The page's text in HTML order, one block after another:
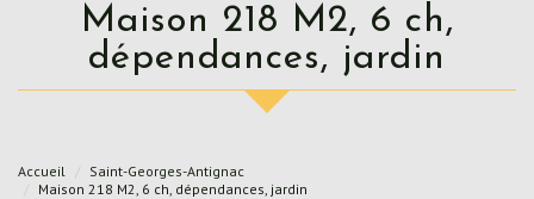
Maison 218 M2, 6 ch,
dépendances, jardin
Accueil
Saint-Georges-Antignac
Maison 218 M2, 6 ch, dépendances, jardin